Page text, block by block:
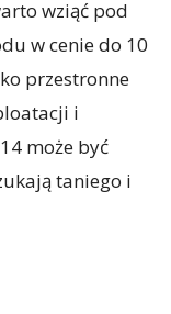
wziąć pod
w cenie do 10
przestronne
i
może być
taniego i